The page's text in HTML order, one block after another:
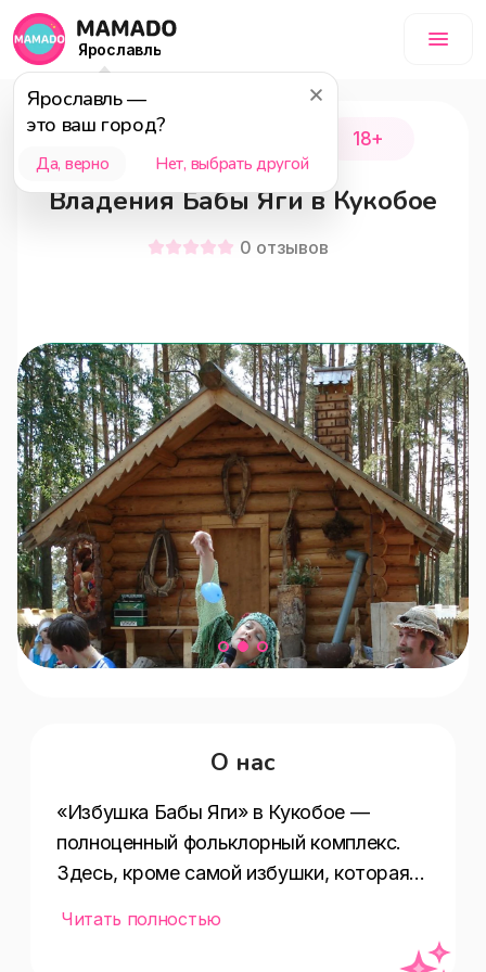
Ярославль
Ярославль—
это ваш город?
Да, верно Нет, выбрать другой
Первомайский район 18+
Владения Бабы Яги в Кукобое
0 отзывов
О нас
«Избушка Бабы Яги» в Кукобое —
полноценный фольклорный комплекс.
Здесь, кроме самой избушки, которая
Читать полностью